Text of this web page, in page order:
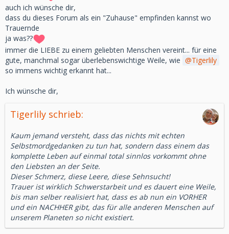
auch ich wünsche dir,
dass du dieses Forum als ein "Zuhause" empfinden kannst wo
Trauernde
ja was??
immer die LIEBE zu einem geliebten Menschen vereint... für eine
gute, manchmal sogar überlebenswichtige Weile, wie
Tigerlily
so immens wichtig erkannt hat...
Ich wünsche dir,
Tigerlily schrieb:
Kaum jemand versteht, dass das nichts mit echten
Selbstmordgedanken zu tun hat, sondern dass einem das
komplette Leben auf einmal total sinnlos vorkommt ohne
den Liebsten an der Seite.
Dieser Schmerz, diese Leere, diese Sehnsucht!
Trauer ist wirklich Schwerstarbeit und es dauert eine Weile,
bis man selber realisiert hat, dass es ab nun ein VORHER
und ein NACHHER gibt, das für alle anderen Menschen auf
unserem Planeten so nicht existiert.